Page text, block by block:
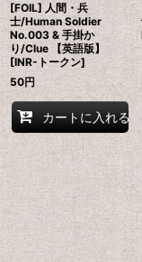
[FOIL] 人間・兵
士/Human Soldier
No.003 & 手掛か
り/Clue 【英語版】
[INR-トークン]
50円
カートに入れる